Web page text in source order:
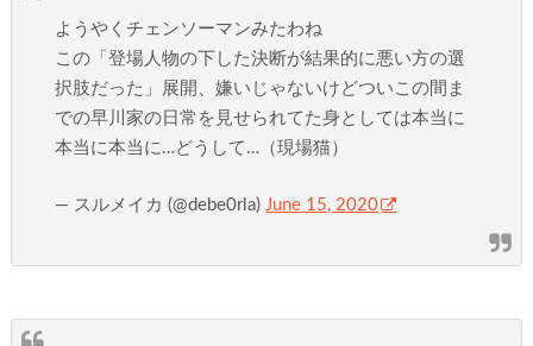
ようやくチェンソーマンみたわね
この「登場人物の下した決断が結果的に悪い方の選
択肢だった」展開、嫌いじゃないけどついこの間ま
での早川家の日常を見せられてた身としては本当に
本当に本当に…どうして…（現場猫）
— スルメイカ (@debe0rla)June 15, 2020